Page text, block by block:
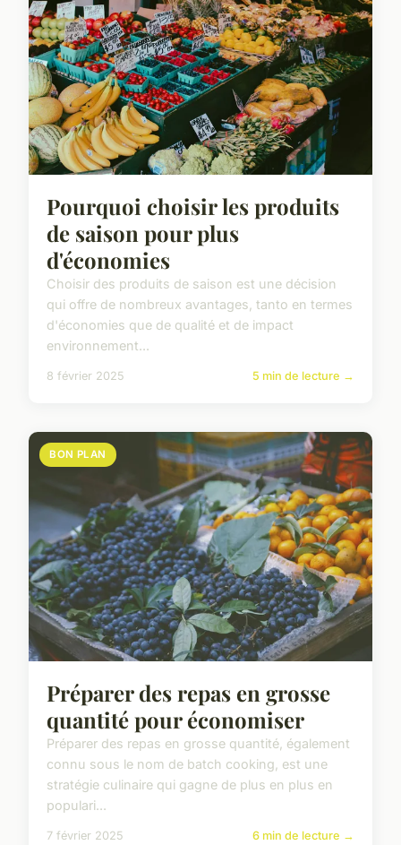
Pourquoi choisir les produits
de saison pour plus
d'économies
Choisir des produits de saison est une décision
qui offre de nombreux avantages, tanto en termes
d'économies que de qualité et de impact
environnement...
8 février 2025 5 min de lecture →
BON PLAN
Préparer des repas en grosse
quantité pour économiser
Préparer des repas en grosse quantité, également
connu sous le nom de batch cooking, est une
stratégie culinaire qui gagne de plus en plus en
populari...
7 février 2025 6 min de lecture →